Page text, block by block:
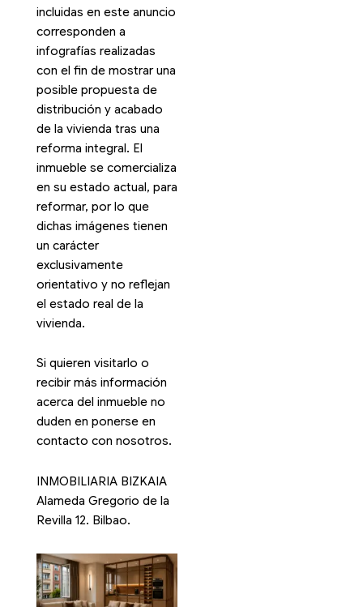
incluidas en este anuncio
corresponden a
infografías realizadas
con el fin de mostrar una
posible propuesta de
distribución y acabado
de la vivienda tras una
reforma integral. El
inmueble se comercializa
en su estado actual, para
reformar, por lo que
dichas imágenes tienen
un carácter
exclusivamente
orientativo y no reflejan
el estado real de la
vivienda.
Si quieren visitarlo o
recibir más información
acerca del inmueble no
duden en ponerse en
contacto con nosotros.
INMOBILIARIA BIZKAIA
Alameda Gregorio de la
Revilla 12. Bilbao.